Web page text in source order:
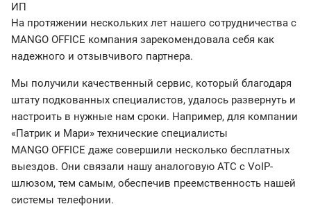
ИП
На протяжении нескольких лет нашего сотрудничества с
MANGO OFFICE компания зарекомендовала себя как
надежного и отзывчивого партнера.
Мы получили качественный сервис, который благодаря
штату подкованных специалистов, удалось развернуть и
настроить в нужные нам сроки. Например, для компании
«Патрик и Мари» технические специалисты
MANGO OFFICE даже совершили несколько бесплатных
выездов. Они связали нашу аналоговую АТС с VoIP-
шлюзом, тем самым, обеспечив преемственность нашей
системы телефонии.